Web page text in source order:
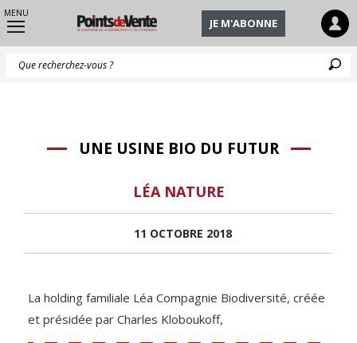
MENU
JE M'ABONNE
UNE USINE BIO DU FUTUR
LÉA NATURE
11 OCTOBRE 2018
La holding familiale Léa Compagnie Biodiversité, créée
et présidée par Charles Kloboukoff,